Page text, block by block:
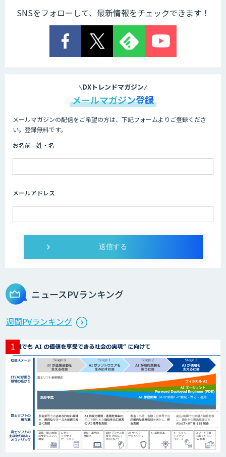
Cogent AI Cabinet
imprai ezKotae
ログミーツ powered by GPT-4
生成AI活用 1day ブートキャンプ
データ分析エージェント
「AI課題の⽬利き」コンサルティングサ
ービス
SNSをフォローして、最新情報をチェックできます！
DXトレンドマガジン
メールマガジン登録
メールマガジンの配信をご希望の方は、下記フォームよりご登録くださ
い。登録無料です。
お名前 - 姓・名
メールアドレス
ニュースPVランキング
週間PVランキング